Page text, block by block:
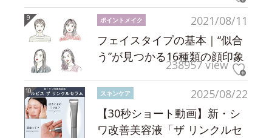
2021/08/11
ポイントメイク
フェイスタイプの基本｜“似合
う”が見つかる16種類の顔印象
238957 view
2025/08/22
スキンケア
【30秒ショート動画】新・シ
ワ改善美容液「ザ リンクルセ